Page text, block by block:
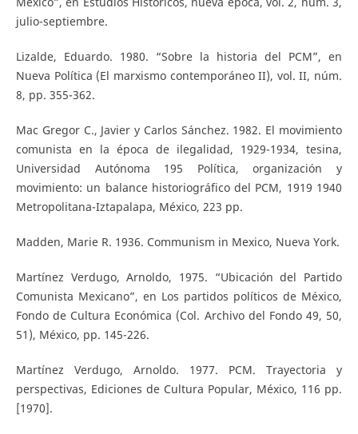
julio-septiembre.
Lizalde, Eduardo. 1980. “Sobre la historia del PCM”, en
Nueva Política (El marxismo contemporáneo II), vol. II, núm.
8, pp. 355-362.
Mac Gregor C., Javier y Carlos Sánchez. 1982. El movimiento
comunista en la época de ilegalidad, 1929-1934, tesina,
Universidad Autónoma 195 Política, organización y
movimiento: un balance historiográfico del PCM, 1919 1940
Metropolitana-Iztapalapa, México, 223 pp.
Madden, Marie R. 1936. Communism in Mexico, Nueva York.
Martínez Verdugo, Arnoldo, 1975. “Ubicación del Partido
Comunista Mexicano”, en Los partidos políticos de México,
Fondo de Cultura Económica (Col. Archivo del Fondo 49, 50,
51), México, pp. 145-226.
Martínez Verdugo, Arnoldo. 1977. PCM. Trayectoria y
perspectivas, Ediciones de Cultura Popular, México, 116 pp.
[1970].